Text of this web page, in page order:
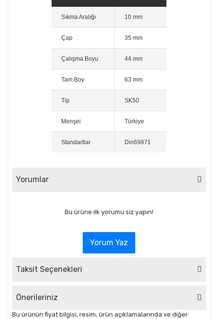
Sıkma Aralığı 10 mm
Çap 35 mm
Çalışma Boyu 44 mm
Tam Boy 63 mm
Tip SK50
Menşei Türkiye
Standartlar Din69871
Yorumlar
Bu ürüne ilk yorumu siz yapın!
Yorum Yaz
Taksit Seçenekleri
Önerileriniz
Bu ürünün fiyat bilgisi, resim, ürün açıklamalarında ve diğer